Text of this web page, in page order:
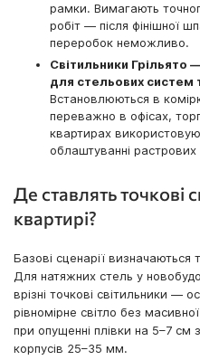
рамки. Вимагають
робіт — після фінішної
переробок неможливо.
Світильники Грільято
для стельових систем
Встановлюються в
переважно в офісах,
квартирах
облаштуванні растрових
Де ставлять точкові
квартирі?
Базові сценарії визначаються
Для натяжних стель у
врізні точкові світильники —
рівномірне світло без
при опущенні плівки на 5–7
корпусів 25–35 мм.